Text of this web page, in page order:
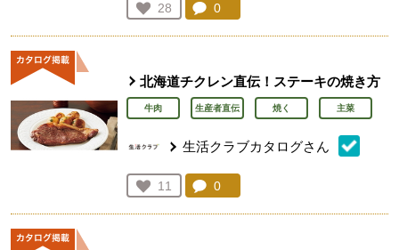
お気に入り登録：
28
人が登録
コメント：
0
北海道チクレン直伝！ステーキの焼き方
牛肉 生産者直伝 焼く 主菜
生活クラブカタログさん
お気に入り登録：
11
人が登録
コメント：
0